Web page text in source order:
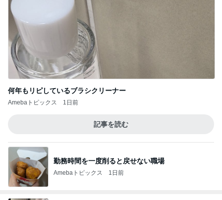
何年もリピしているブラシクリーナー
Amebaトピックス 1日前
記事を読む
勤務時間を一度削ると戻せない職場
Amebaトピックス 1日前